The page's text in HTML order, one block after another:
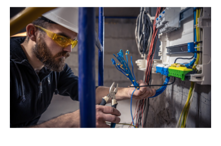
Service Bricoleur Electricien
Service : Bricolage
Service Electricien